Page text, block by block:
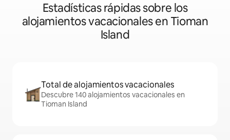
Estadísticas rápidas sobre los
alojamientos vacacionales en Tioman
Island
Total de alojamientos vacacionales
Descubre 140 alojamientos vacacionales en
Tioman Island